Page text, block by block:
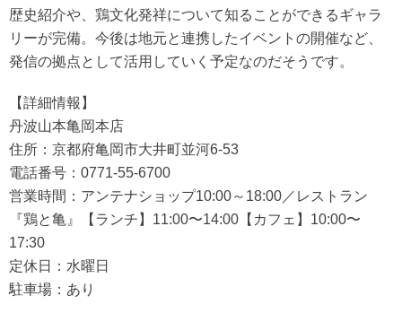
歴史紹介や、鶏文化発祥について知ることができるギャラ
リーが完備。今後は地元と連携したイベントの開催など、
発信の拠点として活用していく予定なのだそうです。
【詳細情報】
丹波山本亀岡本店
住所：京都府亀岡市大井町並河6-53
電話番号：0771-55-6700
営業時間：アンテナショップ10:00～18:00／レストラン
『鶏と亀』【ランチ】11:00〜14:00【カフェ】10:00〜
17:30
定休日：水曜日
駐車場：あり